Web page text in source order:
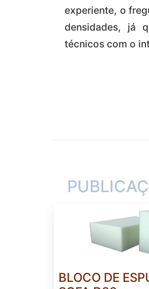
experiente, o
densidades, já
técnicos com o
BLOCO DE